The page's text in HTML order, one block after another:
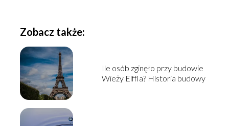
Zobacz także:
Ile osób zginęło przy budowie
Wieży Eiffla? Historia budowy